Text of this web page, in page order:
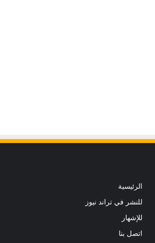
الرئيسية
للنشر في تراند نيوز
للإشهار
اتصل بنا